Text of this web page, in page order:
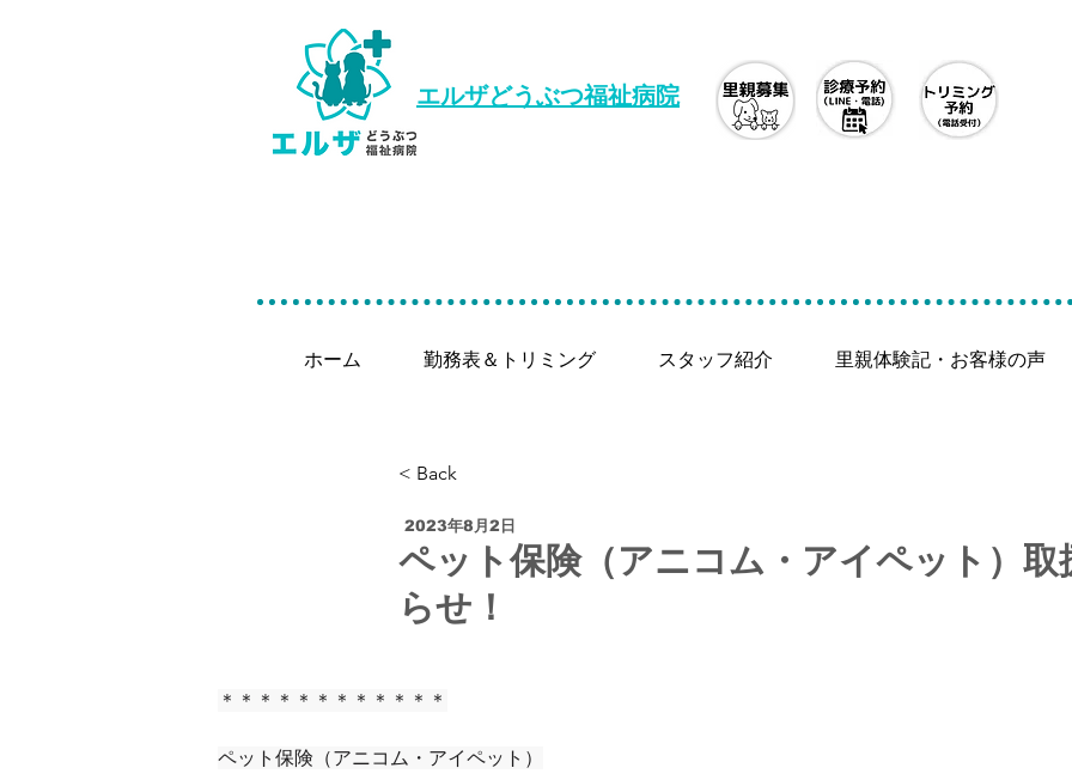
エルザどうぶつ福祉病院
ホーム 勤務表＆トリミング スタッフ紹介 里親体験記・お客様の声
< Back
2023年8月2日
ペット保険（アニコム・アイペット）取
らせ！
＊＊＊＊＊＊＊＊＊＊＊＊
ペット保険（アニコム・アイペット）